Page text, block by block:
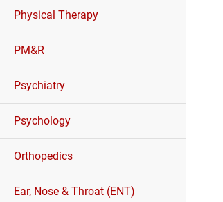
Physical Therapy
PM&R
Psychiatry
Psychology
Orthopedics
Ear, Nose & Throat (ENT)